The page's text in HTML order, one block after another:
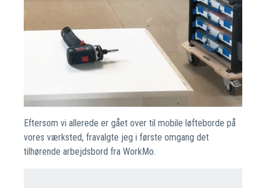
Eftersom vi allerede er gået over til mobile løfteborde på
vores værksted, fravalgte jeg i første omgang det
tilhørende arbejdsbord fra WorkMo.